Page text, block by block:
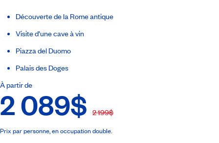
Découverte de la Rome antique
Visite d’une cave à vin
Piazza del Duomo
Palais des Doges
À partir de
2 089$ 2 199$
Prix par personne, en occupation double.